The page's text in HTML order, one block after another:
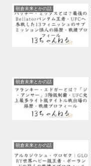
朝倉未来とかの話
朝倉未来とかの話
朝倉未来とかの話